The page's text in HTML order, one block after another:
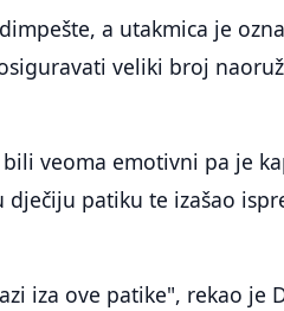
a utakmica je
veliki broj
veoma emotivni pa je
dječiju patiku te izašao
iza ove patike", rekao je